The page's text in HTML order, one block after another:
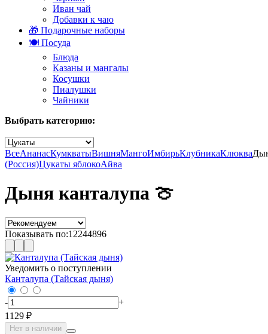
Иван чай
Добавки к чаю
🎁 Подарочные наборы
🍽️ Посуда
Блюда
Казаны и мангалы
Косушки
Пиалушки
Чайники
Выбрать категорию:
ВсеАнанасКумкватыВишняМангоИмбирьКлубникаКлюква
(Россия)Цукаты яблокоАйва
Дыня канталупа 🍈
Показывать по:12244896
Уведомить о поступлении
Канталупа (Тайская дыня)
-
+
1129 ₽
Нет в наличии